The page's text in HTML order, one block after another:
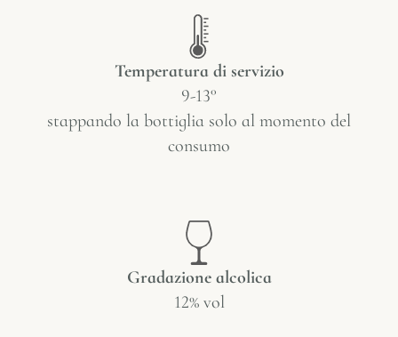
Temperatura di servizio
9-13°
stappando la bottiglia solo al momento del
consumo
Gradazione alcolica
12% vol